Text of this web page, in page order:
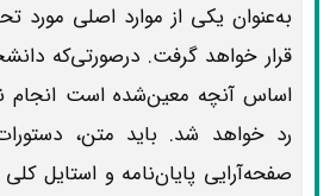
به‌عنوان یکی از موارد اصلی مورد
قرار خواهد گرفت. درصورتی‌که
اساس آنچه معین‌شده است انجام
رد خواهد شد. باید متن،
صفحه‌آرایی پایان‌نامه و استایل